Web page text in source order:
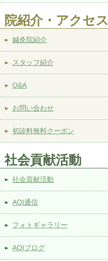
院紹介・アクセス
鍼灸院紹介
スタッフ紹介
Q&A
お問い合わせ
初診料無料クーポン
社会貢献活動
社会貢献活動
AOI通信
フォトギャラリー
AOIブログ